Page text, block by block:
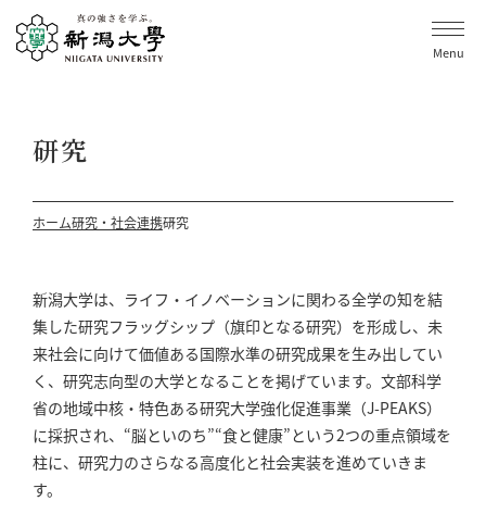
Menu
研究
ホーム研究・社会連携研究
新潟大学は、ライフ・イノベーションに関わる全学の知を結
集した研究フラッグシップ（旗印となる研究）を形成し、未
来社会に向けて価値ある国際水準の研究成果を生み出してい
く、研究志向型の大学となることを掲げています。文部科学
省の地域中核・特色ある研究大学強化促進事業（J-PEAKS）
に採択され、“脳といのち”“食と健康”という2つの重点領域を
柱に、研究力のさらなる高度化と社会実装を進めていきま
す。